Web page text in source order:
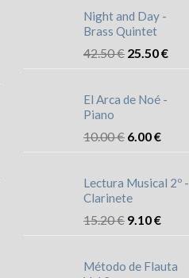
Night and Day -
Brass Quintet
42.50€ 25.50€
El Arca de Noé -
Piano
10.00€ 6.00€
Lectura Musical 2º -
Clarinete
15.20€ 9.10€
Método de Flauta